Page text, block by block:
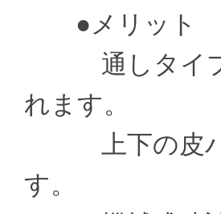
●メリット
通しタイプに
れます。
上下の皮バ
す。